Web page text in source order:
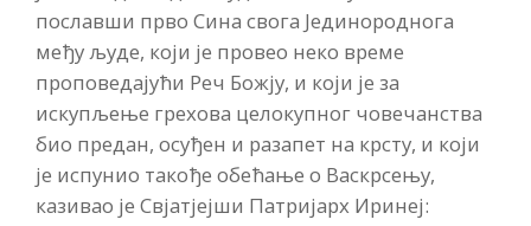
пославши прво Сина свога Јединороднога
међу људе, који је провео неко време
проповедајући Реч Божју, и који је за
искупљење грехова целокупног човечанства
био предан, осуђен и разапет на крсту, и који
је испунио такође обећање о Васкрсењу,
казивао је Свјатјејши Патријарх Иринеј: